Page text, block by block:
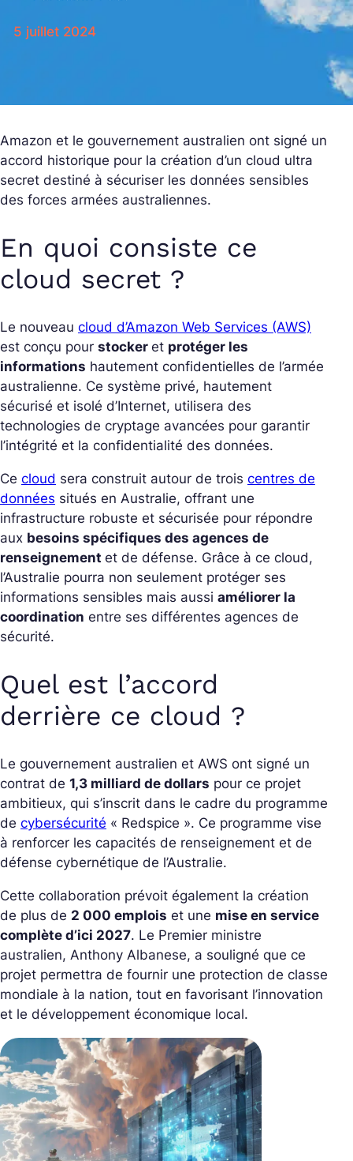
5 juillet 2024
Amazon et le gouvernement australien ont signé un
accord historique pour la création d’un cloud ultra
secret destiné à sécuriser les données sensibles
des forces armées australiennes.
En quoi consiste ce
cloud secret ?
Le nouveau cloud d’Amazon Web Services (AWS)
est conçu pour stocker et protéger les
informations hautement confidentielles de l’armée
australienne. Ce système privé, hautement
sécurisé et isolé d’Internet, utilisera des
technologies de cryptage avancées pour garantir
l’intégrité et la confidentialité des données.
Ce cloud sera construit autour de trois centres de
données situés en Australie, offrant une
infrastructure robuste et sécurisée pour répondre
aux besoins spécifiques des agences de
renseignement et de défense. Grâce à ce cloud,
l’Australie pourra non seulement protéger ses
informations sensibles mais aussi améliorer la
coordination entre ses différentes agences de
sécurité.
Quel est l’accord
derrière ce cloud ?
Le gouvernement australien et AWS ont signé un
contrat de 1,3 milliard de dollars pour ce projet
ambitieux, qui s’inscrit dans le cadre du programme
de cybersécurité « Redspice ». Ce programme vise
à renforcer les capacités de renseignement et de
défense cybernétique de l’Australie.
Cette collaboration prévoit également la création
de plus de 2 000 emplois et une mise en service
complète d’ici 2027. Le Premier ministre
australien, Anthony Albanese, a souligné que ce
projet permettra de fournir une protection de classe
mondiale à la nation, tout en favorisant l’innovation
et le développement économique local.